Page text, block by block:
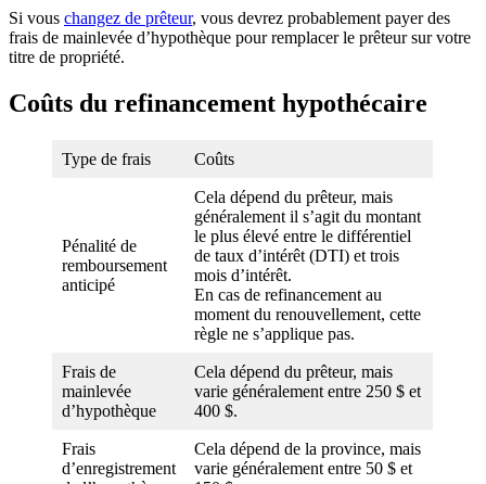
Si vous changez de prêteur, vous devrez probablement payer des
frais de mainlevée d’hypothèque pour remplacer le prêteur sur votre
titre de propriété.
Coûts du refinancement hypothécaire
Type de frais Coûts
Pénalité de
remboursement
anticipé
Cela dépend du prêteur, mais
généralement il s’agit du montant
le plus élevé entre le différentiel
de taux d’intérêt (DTI) et trois
mois d’intérêt.
En cas de refinancement au
moment du renouvellement, cette
règle ne s’applique pas.
Frais de
mainlevée
d’hypothèque
Cela dépend du prêteur, mais
varie généralement entre 250 $ et
400 $.
Frais
d’enregistrement
Cela dépend de la province, mais
varie généralement entre 50 $ et